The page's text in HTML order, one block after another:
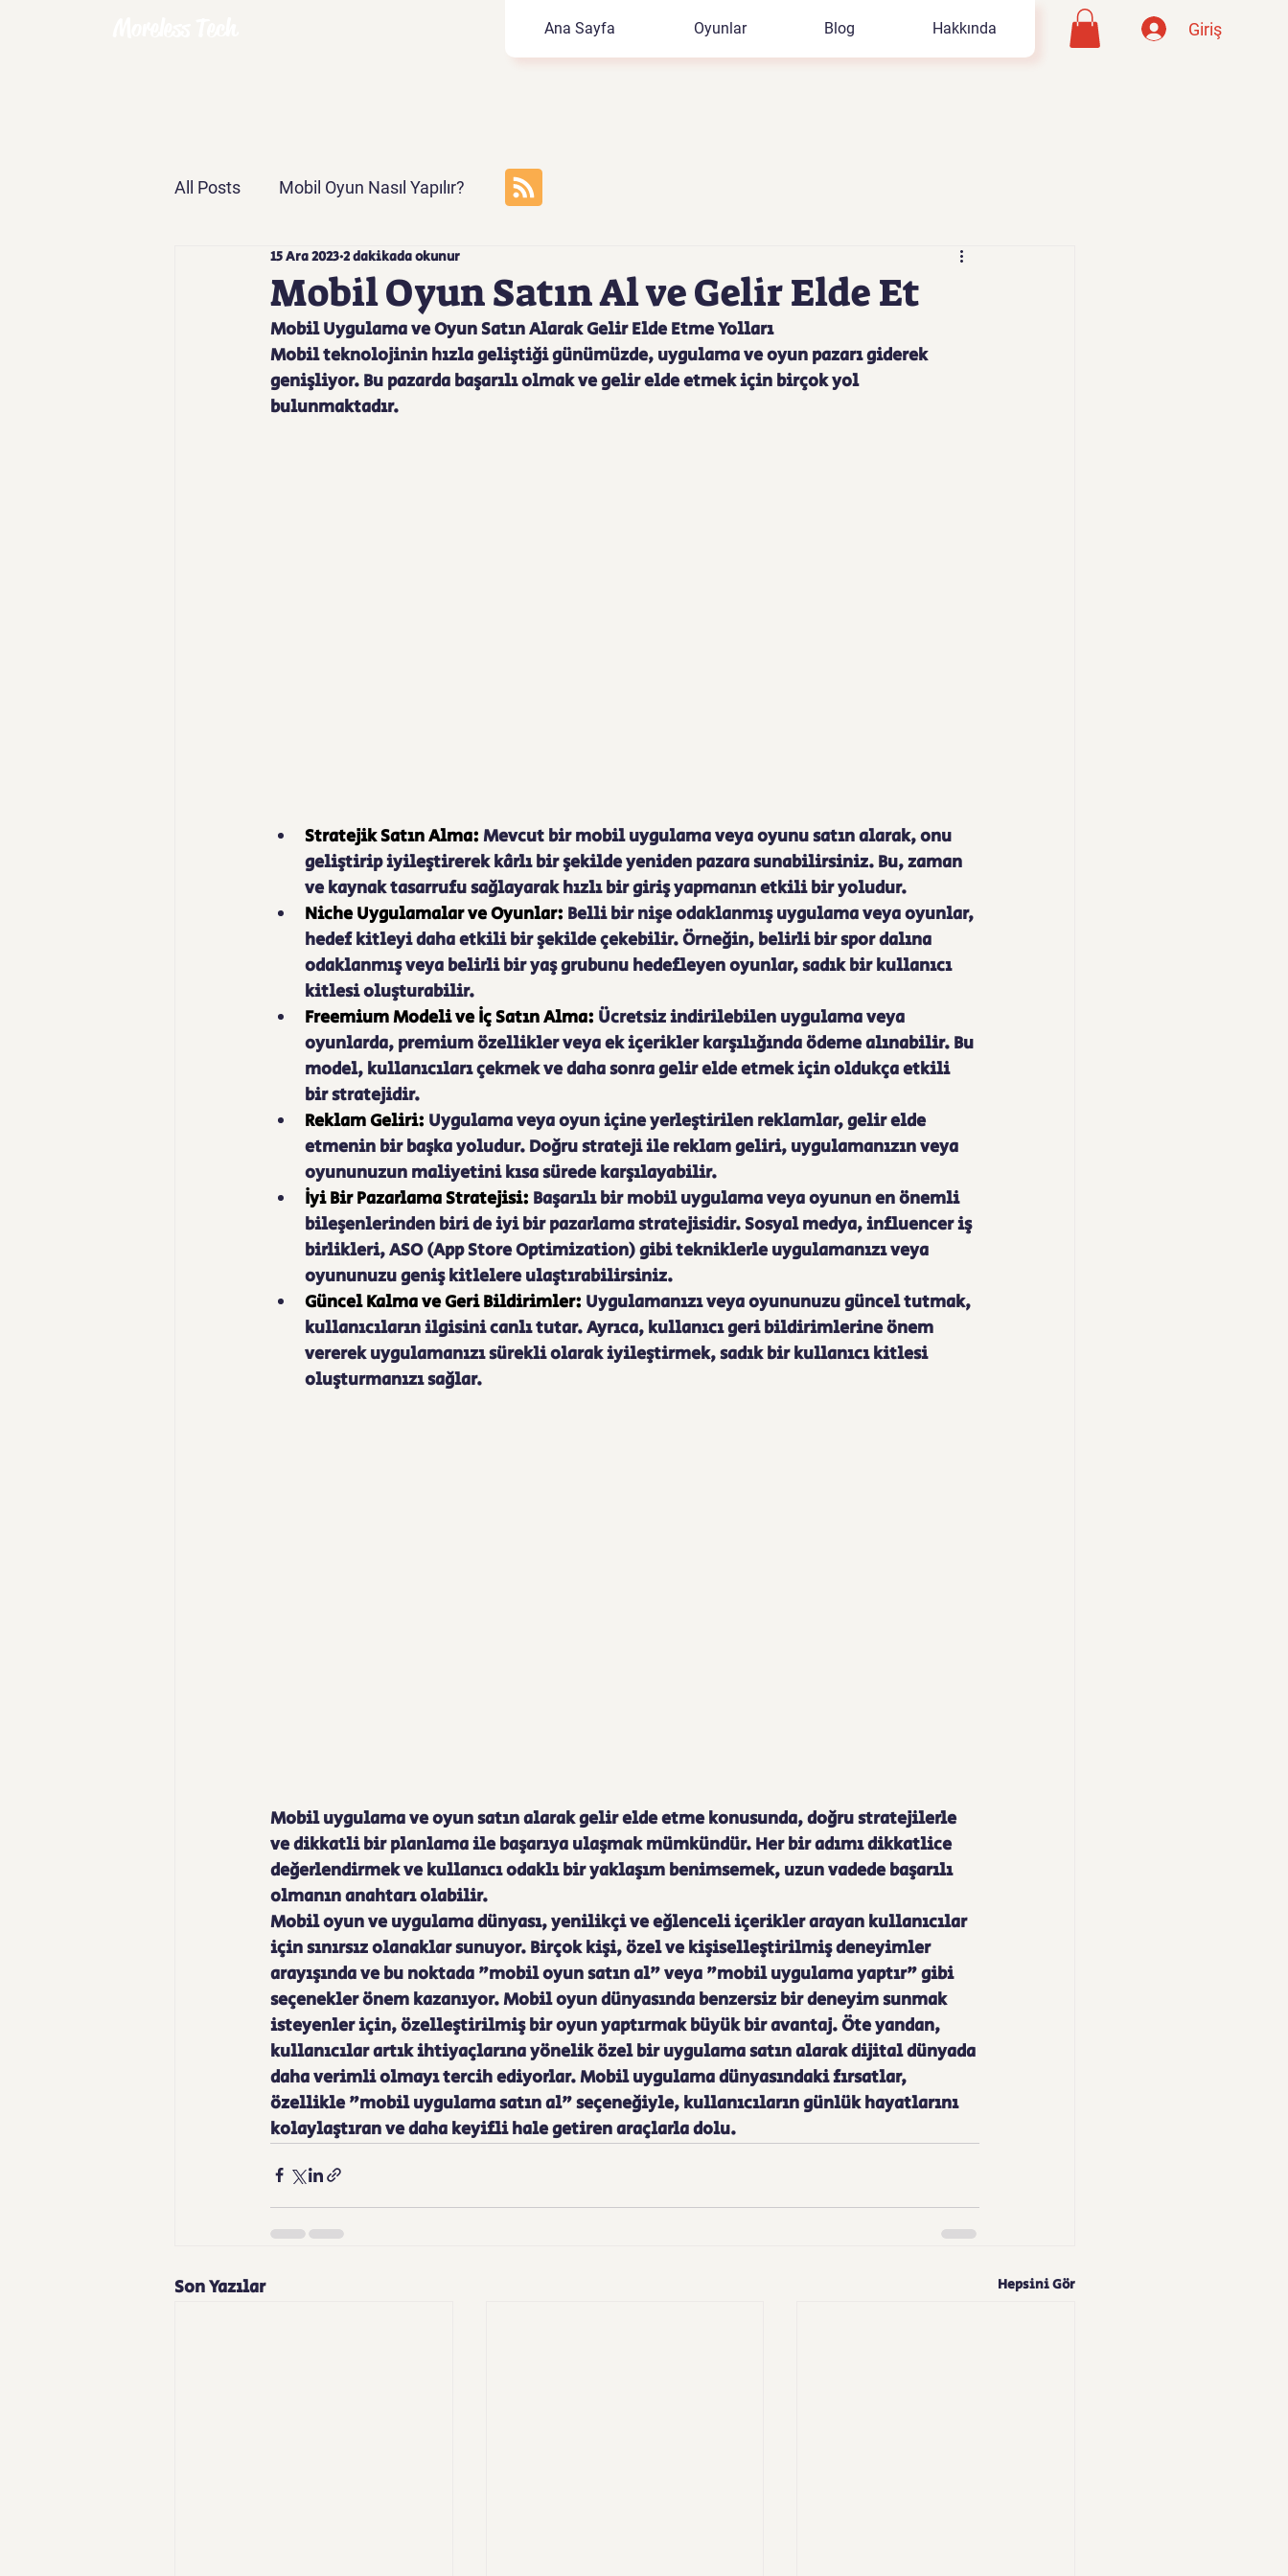
Ana Sayfa Oyunlar Blog Hakkında Giriş
All Posts Mobil Oyun Nasıl Yapılır?
Mobil Oyun Satın Al ve Gelir Elde Et
15 Ara 2023 2 dakikada okunur
Mobil Uygulama ve Oyun Satın Alarak Gelir Elde Etme Yolları
Mobil teknolojinin hızla geliştiği günümüzde, uygulama ve oyun pazarı giderek
genişliyor. Bu pazarda başarılı olmak ve gelir elde etmek için birçok yol
bulunmaktadır.
Stratejik Satın Alma: Mevcut bir mobil uygulama veya oyunu satın alarak, onu
geliştirip iyileştirerek kârlı bir şekilde yeniden pazara sunabilirsiniz. Bu, zaman
ve kaynak tasarrufu sağlayarak hızlı bir giriş yapmanın etkili bir yoludur.
Niche Uygulamalar ve Oyunlar: Belli bir nişe odaklanmış uygulama veya oyunlar,
hedef kitleyi daha etkili bir şekilde çekebilir. Örneğin, belirli bir spor dalına
odaklanmış veya belirli bir yaş grubunu hedefleyen oyunlar, sadık bir kullanıcı
kitlesi oluşturabilir.
Freemium Modeli ve İç Satın Alma: Ücretsiz indirilebilen uygulama veya
oyunlarda, premium özellikler veya ek içerikler karşılığında ödeme alınabilir. Bu
model, kullanıcıları çekmek ve daha sonra gelir elde etmek için oldukça etkili
bir stratejidir.
Reklam Geliri: Uygulama veya oyun içine yerleştirilen reklamlar, gelir elde
etmenin bir başka yoludur. Doğru strateji ile reklam geliri, uygulamanızın veya
oyununuzun maliyetini kısa sürede karşılayabilir.
İyi Bir Pazarlama Stratejisi: Başarılı bir mobil uygulama veya oyunun en önemli
bileşenlerinden biri de iyi bir pazarlama stratejisidir. Sosyal medya, influencer iş
birlikleri, ASO (App Store Optimization) gibi tekniklerle uygulamanızı veya
oyununuzu geniş kitlelere ulaştırabilirsiniz.
Güncel Kalma ve Geri Bildirimler: Uygulamanızı veya oyununuzu güncel tutmak,
kullanıcıların ilgisini canlı tutar. Ayrıca, kullanıcı geri bildirimlerine önem
vererek uygulamanızı sürekli olarak iyileştirmek, sadık bir kullanıcı kitlesi
oluşturmanızı sağlar.
Mobil uygulama ve oyun satın alarak gelir elde etme konusunda, doğru stratejilerle
ve dikkatli bir planlama ile başarıya ulaşmak mümkündür. Her bir adımı dikkatlice
değerlendirmek ve kullanıcı odaklı bir yaklaşım benimsemek, uzun vadede başarılı
olmanın anahtarı olabilir.
Mobil oyun ve uygulama dünyası, yenilikçi ve eğlenceli içerikler arayan kullanıcılar
için sınırsız olanaklar sunuyor. Birçok kişi, özel ve kişiselleştirilmiş deneyimler
arayışında ve bu noktada "mobil oyun satın al" veya "mobil uygulama yaptır" gibi
seçenekler önem kazanıyor. Mobil oyun dünyasında benzersiz bir deneyim sunmak
isteyenler için, özelleştirilmiş bir oyun yaptırmak büyük bir avantaj. Öte yandan,
kullanıcılar artık ihtiyaçlarına yönelik özel bir uygulama satın alarak dijital dünyada
daha verimli olmayı tercih ediyorlar. Mobil uygulama dünyasındaki fırsatlar,
özellikle "mobil uygulama satın al" seçeneğiyle, kullanıcıların günlük hayatlarını
kolaylaştıran ve daha keyifli hale getiren araçlarla dolu.
Son Yazılar Hepsini Gör